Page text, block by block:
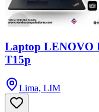
Laptop LENOVO
T15p
Lima, LIM